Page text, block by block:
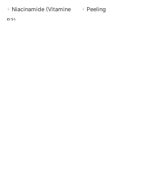
+ Niacinamide (Vitamine
B3)
+ Peeling